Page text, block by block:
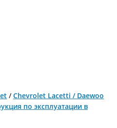
/Chevrolet Lacetti / Daewoo
по эксплуатации в